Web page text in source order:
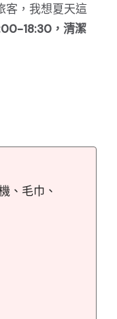
客，我想夏天這
18:30，清潔
、毛巾、